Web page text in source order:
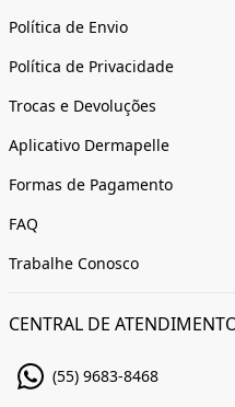
Política de Envio
Política de Privacidade
Trocas e Devoluções
Aplicativo Dermapelle
Formas de Pagamento
FAQ
Trabalhe Conosco
CENTRAL DE
(55) 9683-8468